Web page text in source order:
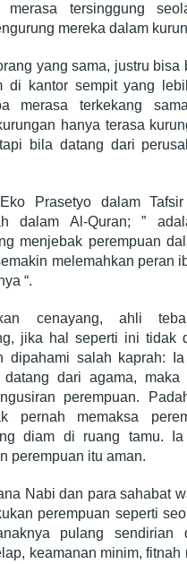
tersinggung
mereka dalam
yang sama, justru bisa
di kantor sempit yang
merasa terkekang
hanya terasa
bila datang dari
Prasetyo dalam
dalam Al-Quran; ”
menjebak perempuan
melemahkan peran
“.
cenayang, ahli
jika hal seperti ini tidak
dipahami salah kaprah:
datang dari agama, maka
perempuan.
pernah memaksa
diam di ruang tamu.
perempuan itu aman.
Nabi dan para sahabat
perempuan seperti
pulang sendirian
keamanan minim, fitnah